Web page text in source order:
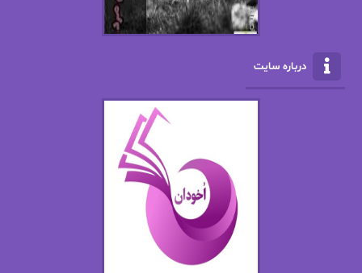
الناز پاکپور‌
الناز محمدی
امیر فرهی
باران
بهار سلطانی
بهاره شیرازی
بهاره.م
درباره سایت